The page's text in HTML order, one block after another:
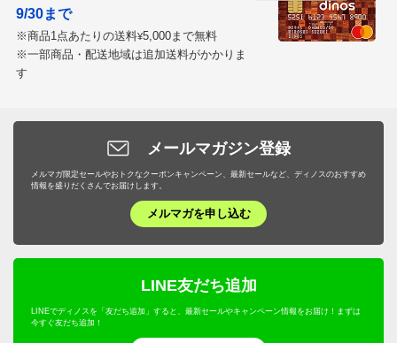
9/30まで
※商品1点あたりの送料¥5,000まで無料
※一部商品・配送地域は追加送料がかかりま
す
メールマガジン登録
メルマガ限定セールやおトクなクーポンキャンペーン、最新セールなど、ディノスのおすすめ
情報を盛りだくさんでお届けします。
メルマガを申し込む
LINE友だち追加
LINEでディノスを「友だち追加」すると、最新セールやキャンペーン情報をお届け！まずは
今すぐ友だち追加！